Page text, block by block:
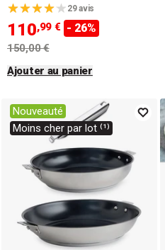
29 avis
110,99 € - 26%
150,00 €
Ajouter au panier
Nouveauté
Moins cher par lot ⁽¹⁾